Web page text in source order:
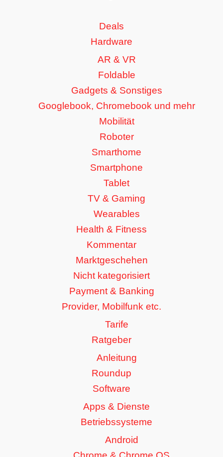
Deals
Hardware
AR & VR
Foldable
Gadgets & Sonstiges
Googlebook, Chromebook und mehr
Mobilität
Roboter
Smarthome
Smartphone
Tablet
TV & Gaming
Wearables
Health & Fitness
Kommentar
Marktgeschehen
Nicht kategorisiert
Payment & Banking
Provider, Mobilfunk etc.
Tarife
Ratgeber
Anleitung
Roundup
Software
Apps & Dienste
Betriebssysteme
Android